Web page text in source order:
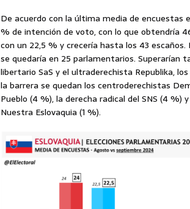
De acuerdo con la última media de encuestas
% de intención de voto, con lo que obtendría
con un 22,5 % y crecería hasta los 43
se quedaría en 25 parlamentarios. Superarían
libertario SaS y el ultraderechista Republika,
la barrera se quedan los centroderechistas
Pueblo (4 %), la derecha radical del SNS (4
Nuestra Eslovaquia (1 %).